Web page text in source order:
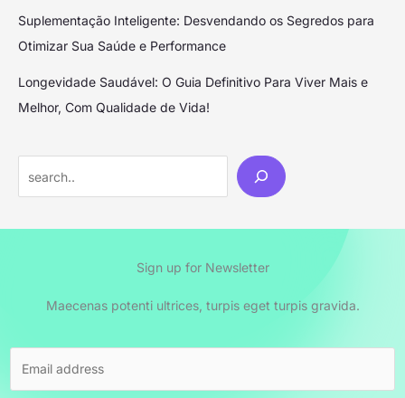
Suplementação Inteligente: Desvendando os Segredos para
Otimizar Sua Saúde e Performance
Longevidade Saudável: O Guia Definitivo Para Viver Mais e
Melhor, Com Qualidade de Vida!
Sign up for Newsletter
Maecenas potenti ultrices, turpis eget turpis gravida.